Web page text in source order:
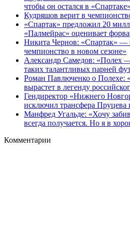
чтобы он остался в «Спартаке»
Кудряшов верит в
«Спартак» предложил 20
«Палмейрас» оценивает
Никита Чернов: «Спартак» —
чемпионство в новом сезоне»
Александр Самедов: «Полех
таких талантливых парней
Роман Павлюченко о Полехе:
вырастет в легенду
Гендиректор «Нижнего
исключил трансфера Пруцева
Манфред Угальде: «Хочу
всегда получается. Но я в
Комментарии